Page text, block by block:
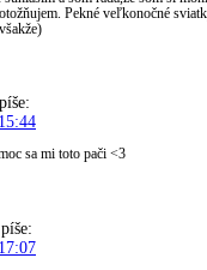
Pekné veľkonočné
píše:
sa mi toto pači <3
píše: